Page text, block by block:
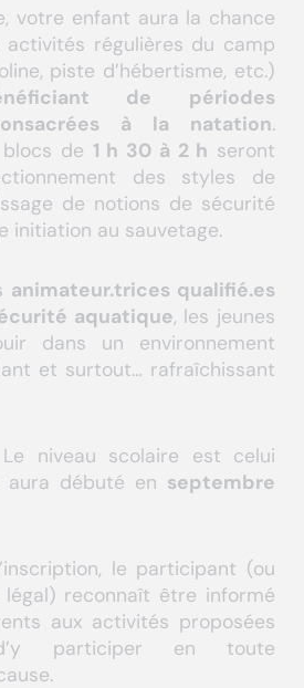
votre enfant aura la chance
régulières du camp
piste d’hébertisme, etc.)
de périodes
à la natation.
de 1 h 30 à 2 h seront
des styles de
de notions de sécurité
initiation au sauvetage.
animateur.trices qualifié.es
aquatique, les jeunes
dans un environnement
et surtout… rafraîchissant
Le niveau scolaire est celui
débuté en septembre
le participant (ou
reconnaît être informé
aux activités proposées
participer en toute